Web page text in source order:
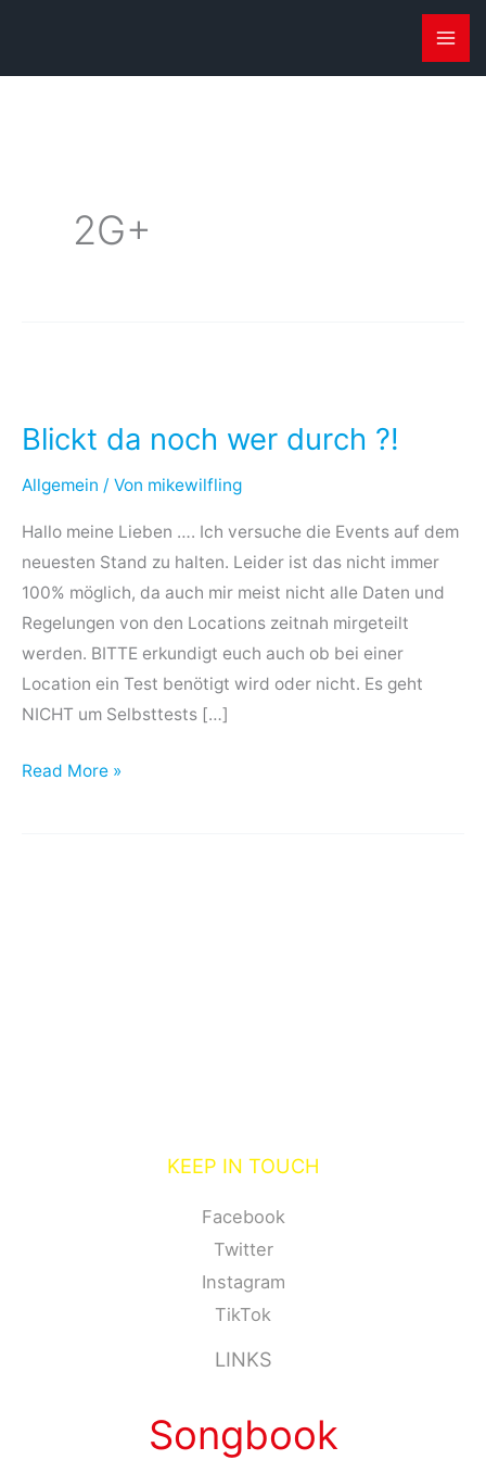
springen
2G+
Blickt da noch wer durch ?!
Allgemein / Von mikewilfling
Hallo meine Lieben …. Ich versuche die Events auf dem
neuesten Stand zu halten. Leider ist das nicht immer
100% möglich, da auch mir meist nicht alle Daten und
Regelungen von den Locations zeitnah mirgeteilt
werden. BITTE erkundigt euch auch ob bei einer
Location ein Test benötigt wird oder nicht. Es geht
NICHT um Selbsttests […]
noch
durch
?!
Read More »
KEEP IN TOUCH
Facebook
Twitter
Instagram
TikTok
LINKS
Songbook